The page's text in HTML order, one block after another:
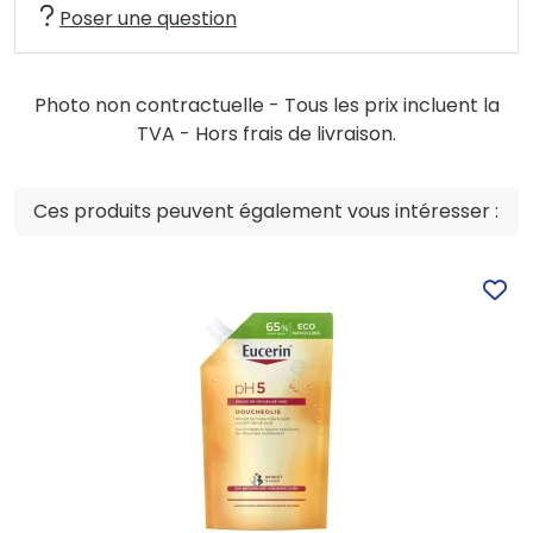
Poser une question
Photo non contractuelle - Tous les prix incluent la
TVA - Hors frais de livraison.
Ces produits peuvent également vous intéresser :